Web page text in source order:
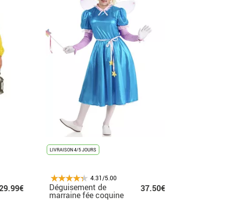
LIVRAISON 4/5 JOURS
4.31/5.00
Déguisement de
marraine fée coquine
bleue pour homme
37.50€